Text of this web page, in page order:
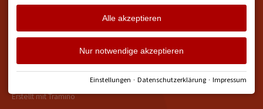
Instagram
Barrierefreiheit Vertrag widerrufen
Facebook Instagram Twitter
Erstellt mitTramino
Alle akzeptieren
Nur notwendige akzeptieren
Einstellungen · Datenschutzerklärung · Impressum